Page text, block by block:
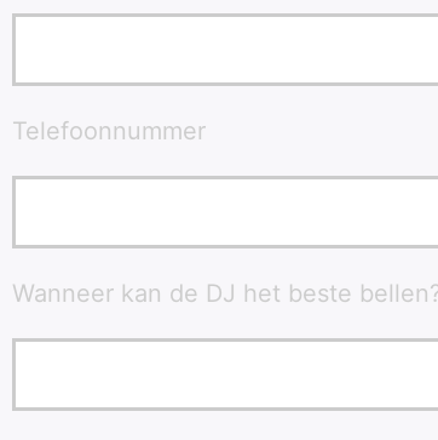
Telefoonnummer
Wanneer kan de DJ het beste